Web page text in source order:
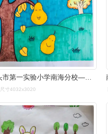
包头市第一实验小学南海分校———秋天"悄悄画"二年级作品投票
尺寸4032x3020